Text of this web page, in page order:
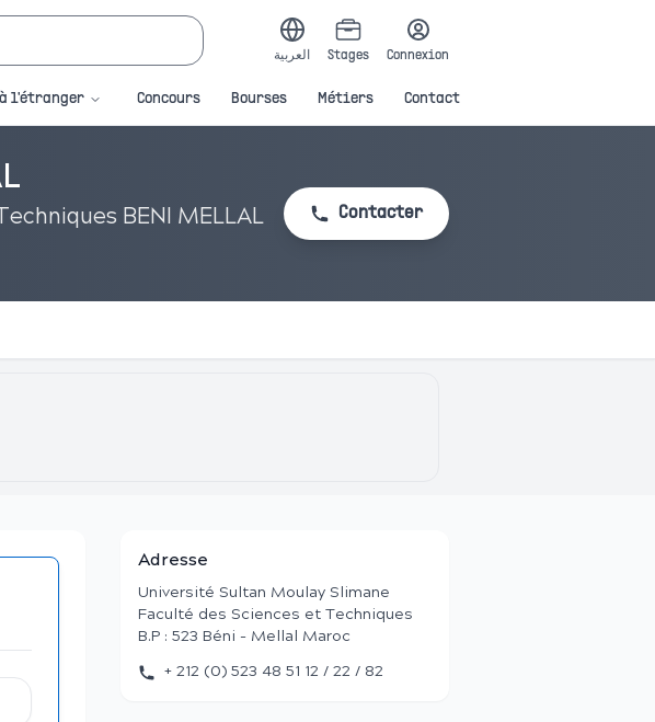
العربية Stages Connexion
à l'étranger Concours Bourses Métiers Contact
BENI MELLAL Contacter
Adresse
Université Sultan Moulay Slimane
Faculté des Sciences et Techniques
B.P : 523 Béni - Mellal Maroc
+ 212 (0) 523 48 51 12 / 22 / 82